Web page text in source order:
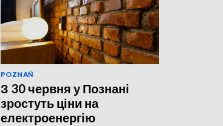
POZNAŃ
З 30 червня у Познані
зростуть ціни на
електроенергію